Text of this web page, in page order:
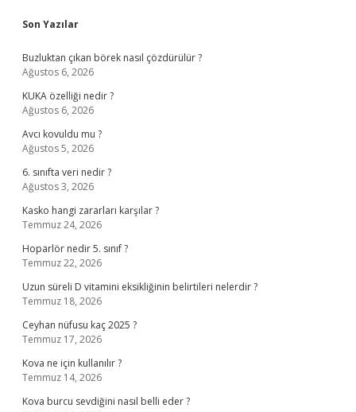
Sidebar
Son Yazılar
Buzluktan çıkan börek nasıl çözdürülür ?
Ağustos 6, 2026
KUKA özelliği nedir ?
Ağustos 6, 2026
Avcı kovuldu mu ?
Ağustos 5, 2026
6. sınıfta veri nedir ?
Ağustos 3, 2026
Kasko hangi zararları karşılar ?
Temmuz 24, 2026
Hoparlör nedir 5. sınıf ?
Temmuz 22, 2026
Uzun süreli D vitamini eksikliğinin belirtileri nelerdir ?
Temmuz 18, 2026
Ceyhan nüfusu kaç 2025 ?
Temmuz 17, 2026
Kova ne için kullanılır ?
Temmuz 14, 2026
Kova burcu sevdiğini nasıl belli eder ?